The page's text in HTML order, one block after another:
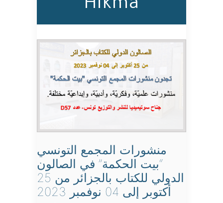
Hikma
منشورات المجمع التونسي
“بيت الحكمة” في الصالون
الدولي للكتاب بالجزائر من 25
أكتوبر إلى 04 نوفمبر 2023